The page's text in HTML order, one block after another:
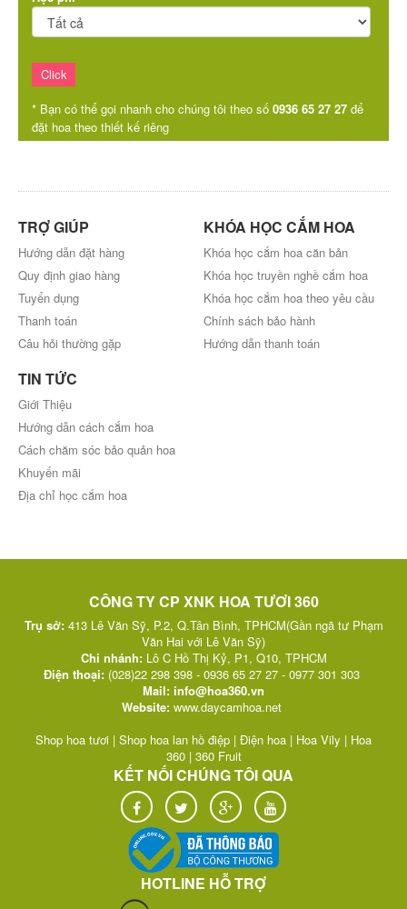
* Bạn có thể gọi nhanh cho chúng tôi theo số 0936 65 27 27 để
đặt hoa theo thiết kế riêng
TRỢ GIÚP
Hướng dẫn đặt hàng
Quy định giao hàng
Tuyển dụng
Thanh toán
Câu hỏi thường gặp
KHÓA HỌC CẮM HOA
Khóa học cắm hoa căn bản
Khóa học truyền nghề cắm hoa
Khóa học cắm hoa theo yêu cầu
Chính sách bảo hành
Hướng dẫn thanh toán
TIN TỨC
Giới Thiệu
Hướng dẫn cách cắm hoa
Cách chăm sóc bảo quản hoa
Khuyến mãi
Địa chỉ học cắm hoa
CÔNG TY CP XNK HOA TƯƠI 360
Trụ sở:413 Lê Văn Sỹ, P.2, Q.Tân Bình, TPHCM(Gần ngã tư Phạm
Văn Hai với Lê Văn Sỹ)
Chi nhánh:Lô C Hồ Thị Kỷ, P1, Q10, TPHCM
Điện thoại: (028)22 298 398 - 0936 65 27 27 - 0977 301 303
Mail: info@hoa360.vn
Website: www.daycamhoa.net
Shop hoa tươi | Shop hoa lan hồ điệp | Điện hoa | Hoa Vily | Hoa
360| 360 Fruit
KẾT NỐI CHÚNG TÔI QUA
HOTLINE HỖ TRỢ